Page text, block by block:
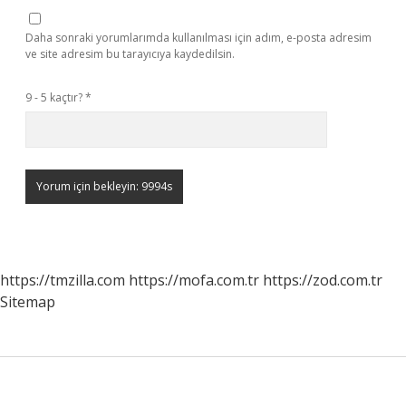
Daha sonraki yorumlarımda kullanılması için adım, e-posta adresim
ve site adresim bu tarayıcıya kaydedilsin.
9 - 5 kaçtır?*
https://tmzilla.com https://mofa.com.tr https://zod.com.tr
Sitemap